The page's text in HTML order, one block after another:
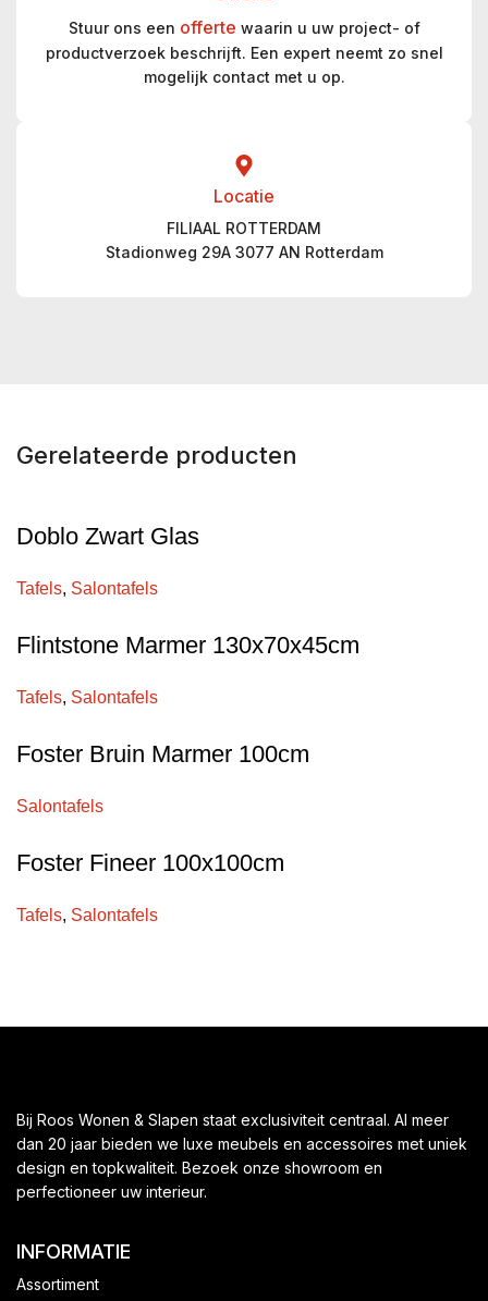
Stuur ons een offerte waarin u uw project- of
productverzoek beschrijft. Een expert neemt zo snel
mogelijk contact met u op.
Locatie
FILIAAL ROTTERDAM
Stadionweg 29A 3077 AN Rotterdam
Gerelateerde producten
Doblo Zwart Glas
Tafels, Salontafels
Flintstone Marmer 130x70x45cm
Tafels, Salontafels
Foster Bruin Marmer 100cm
Salontafels
Foster Fineer 100x100cm
Tafels, Salontafels
Bij Roos Wonen & Slapen staat exclusiviteit centraal. Al meer
dan 20 jaar bieden we luxe meubels en accessoires met uniek
design en topkwaliteit. Bezoek onze showroom en
perfectioneer uw interieur.
INFORMATIE
Assortiment